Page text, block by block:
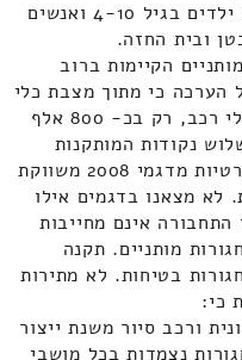
4 שנים סובלים בעיקר מנזקי ראש ילדים בגיל 4-10 ואנשים
ובית החזה.
הקיימות ברוב
הערכה כי מתוך מצבת כלי
הרכב בישראל המונה 2. 3 מליון כלי רכב, רק בכ- 800 אלף
נקודות המותקנות
במושב האמצעי מאחור. מכוניות פרטיות מדגמי 2008 משווקת
לא מצאנו בדגמים אילו
אינם מחייבות
מותניים. תקנה
בטיחות. לא מתירות
כי:
ורכב סיור משנת ייצור
נצמדות בכל מושבי